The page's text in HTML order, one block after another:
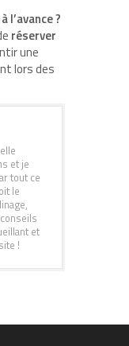
l’avance ?
réserver
une
lors des
et je
tout ce
le
et
!